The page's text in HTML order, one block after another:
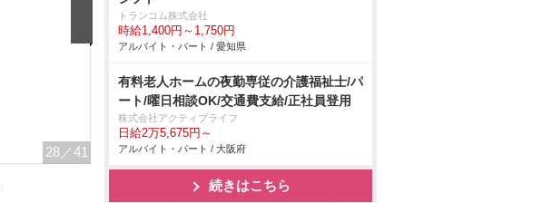
28 ／41
トランコム株式会社
時給1,400円～1,750円
アルバイト・パート / 愛知県
有料老人ホームの夜勤専従の介護福祉士/パ
ート/曜日相談OK/交通費支給/正社員登用
株式会社アクティブライフ
日給2万5,675円～
アルバイト・パート / 大阪府
続きはこちら